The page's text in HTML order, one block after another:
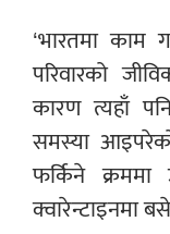
‘भारतमा काम
परिवारको
कारण त्यहाँ
समस्या
फर्किने
क्वारेन्टाइनमा